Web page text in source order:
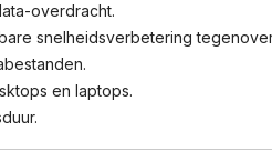
overdracht.
snelheids­verbetering tegenover
en laptops.